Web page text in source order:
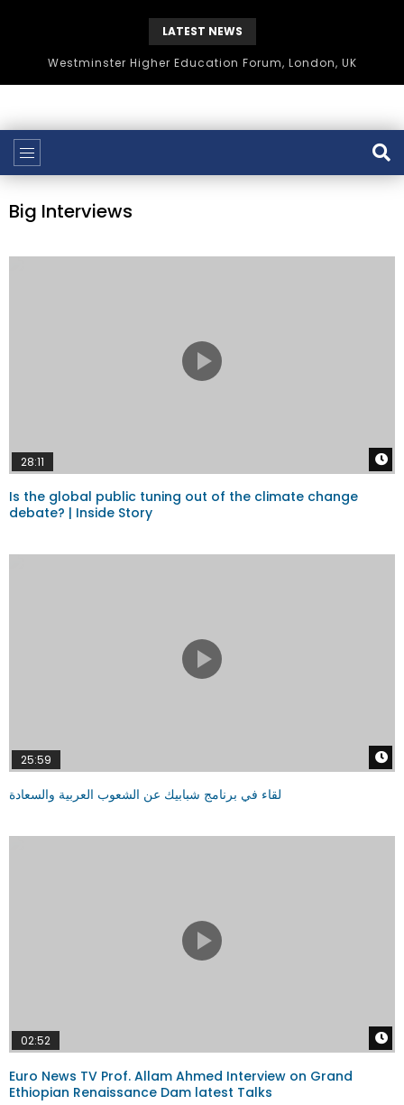
LATEST NEWS
Westminster Higher Education Forum, London, UK
Big Interviews
28:11
Is the global public tuning out of the climate change
debate? | Inside Story
25:59
لقاء في برنامج شبابيك عن الشعوب العربية والسعادة
02:52
Euro News TV Prof. Allam Ahmed Interview on Grand
Ethiopian Renaissance Dam latest Talks